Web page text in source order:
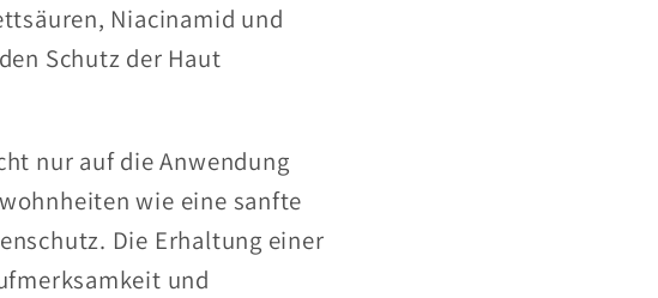
Niacinamid und
Schutz der Haut
nur auf die Anwendung
wie eine sanfte
Die Erhaltung einer
und